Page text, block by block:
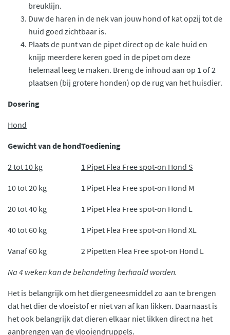
breuklijn.
Duw de haren in de nek van jouw hond of kat opzij tot de
huid goed zichtbaar is.
Plaats de punt van de pipet direct op de kale huid en
knijp meerdere keren goed in de pipet om deze
helemaal leeg te maken. Breng de inhoud aan op 1 of 2
plaatsen (bij grotere honden) op de rug van het huisdier.
Dosering
Hond
Gewicht van de hondToediening
2 tot 10 kg 1 Pipet Flea Free spot-on Hond S
10 tot 20 kg 1 Pipet Flea Free spot-on Hond M
20 tot 40 kg 1 Pipet Flea Free spot-on Hond L
40 tot 60 kg 1 Pipet Flea Free spot-on Hond XL
Vanaf 60 kg 2 Pipetten Flea Free spot-on Hond L
Na 4 weken kan de behandeling herhaald worden.
Het is belangrijk om het diergeneesmiddel zo aan te brengen
dat het dier de vloeistof er niet van af kan likken. Daarnaast is
het ook belangrijk dat dieren elkaar niet likken direct na het
aanbrengen van de vlooiendruppels.